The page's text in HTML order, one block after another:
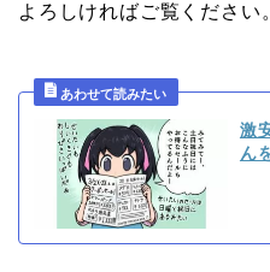
よろしければご覧ください。
激
ん